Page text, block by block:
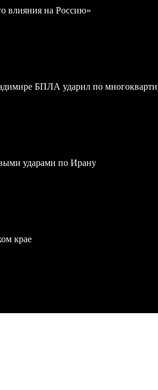
влияния на Россию»
БПЛА ударил по
ударами по Ирану
крае